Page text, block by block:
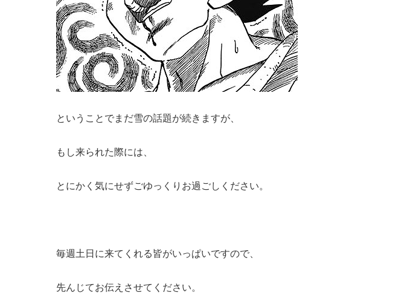
ということでまだ雪の話題が続きますが、
もし来られた際には、
とにかく気にせずごゆっくりお過ごしください。
毎週土日に来てくれる皆がいっぱいですので、
先んじてお伝えさせてください。